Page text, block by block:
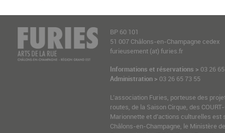
BP 60 101
51 007 Châlons-en-Champagne cedex
furieusement (at) furies.fr
Informations et réservations > 03 26
Administration > 03 26 65 73 55
L’association Furies, porteuse des
routes, de la Saison Cirque, des
Marionnette et d’actions culturelles est
Châlons-en-Champagne, le Ministère